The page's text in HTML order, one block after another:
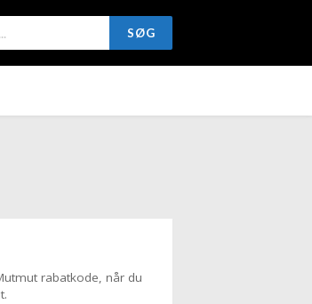
SØG
rabatkode, når du